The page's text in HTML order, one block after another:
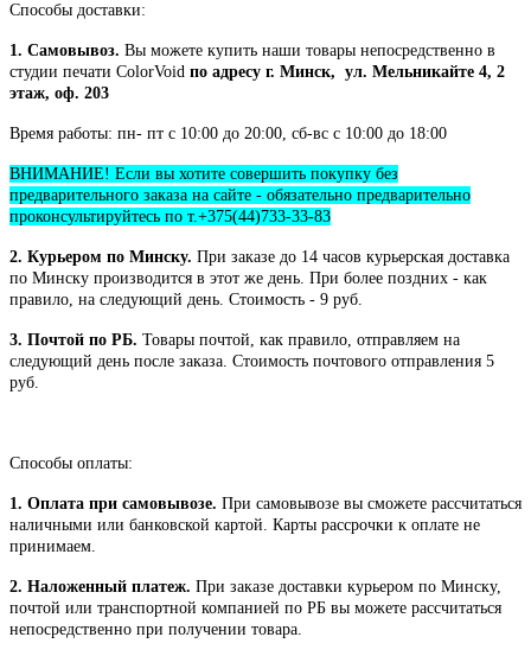
Способы доставки:
1. Самовывоз. Вы можете купить наши товары непосредственно в
студии печати ColorVoid по адресу г. Минск, ул. Мельникайте 4, 2
этаж, оф. 203
Время работы: пн- пт с 10:00 до 20:00, сб-вс с 10:00 до 18:00
ВНИМАНИЕ! Если вы хотите совершить покупку без
предварительного заказа на сайте - обязательно предварительно
проконсультируйтесь по т.+375(44)733-33-83
2. Курьером по Минску. При заказе до 14 часов курьерская доставка
по Минску производится в этот же день. При более поздних - как
правило, на следующий день. Стоимость - 9 руб.
3. Почтой по РБ. Товары почтой, как правило, отправляем на
следующий день после заказа. Стоимость почтового отправления 5
руб.
Способы оплаты:
1. Оплата при самовывозе. При самовывозе вы сможете рассчитаться
наличными или банковской картой. Карты рассрочки к оплате не
принимаем.
2. Наложенный платеж. При заказе доставки курьером по Минску,
почтой или транспортной компанией по РБ вы можете рассчитаться
непосредственно при получении товара.